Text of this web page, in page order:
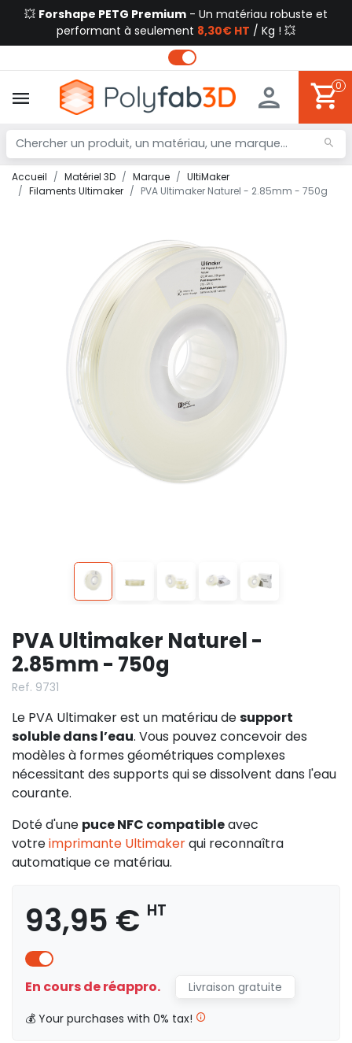
💥 Forshape PETG Premium - Un matériau robuste et
performant à seulement 8,30€ HT / Kg ! 💥
0
Accueil Matériel 3D Marque
UltiMaker
Filaments Ultimaker
PVA Ultimaker Naturel - 2.85mm - 750g
PVA Ultimaker Naturel -
2.85mm - 750g
Ref. 9731
Le PVA Ultimaker est un matériau desupport
soluble dans l’eau. Vous pouvez concevoir des
modèles à formes géométriques complexes
nécessitant des supports qui se dissolvent dans l'eau
courante.
Doté d'une puce NFC compatibleavec
votreimprimante Ultimakerqui reconnaîtra
automatique ce matériau.
93,95 € HT
En cours de réappro.
Livraison gratuite
💰 Your purchases with 0% tax!